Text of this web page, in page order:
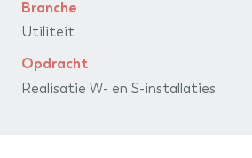
Branche
Utiliteit
Opdracht
Realisatie W- en S-installaties